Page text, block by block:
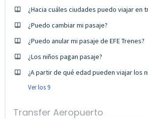
¿Hacia cuáles ciudades puedo viajar en
¿Puedo cambiar mi pasaje?
¿Puedo anular mi pasaje de EFE Trenes?
¿Los niños pagan pasaje?
¿A partir de qué edad pueden viajar los
Ver los 9
Transfer Aeropuerto